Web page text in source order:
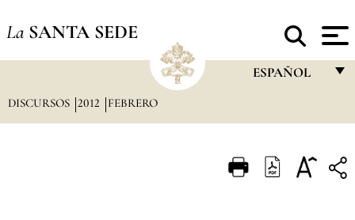
La SANTA SEDE
ESPAÑOL
ITALIANO
DISCURSOS 2012 FEBRERO